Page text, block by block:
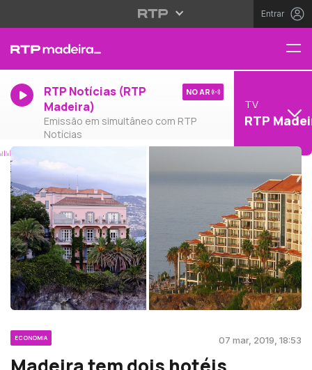
Entrar
RTP Notícias (RTP
Madeira)
Emissão em simultâneo com RTP
Notícias
NO AR
TV
RTP
ECONOMIA 07 mar, 2019, 18:53